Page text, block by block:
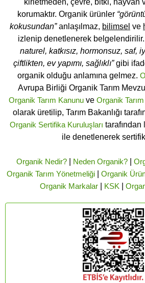
korumaktır. Organik ürünler
kokusundan”anlaşılmaz, bilimsel ve
izlenip denetlenerek
naturel, katkısız, hormonsuz, saf,
çiftlikten, ev yapımı, sağlıklı”gibi
organik olduğu anlamına gelmez.
Avrupa Birliği Organik Tarım
Organik Tarım Kanunu ve Organik
olarak üretilip, Tarım Bakanlığı
Organik Sertifika Kuruluşları
ile denetlenerek
Organik Nedir?| Neden Organik?|
Organik Tarım Yönetmeliği| Organik
Organik Markalar| KSK